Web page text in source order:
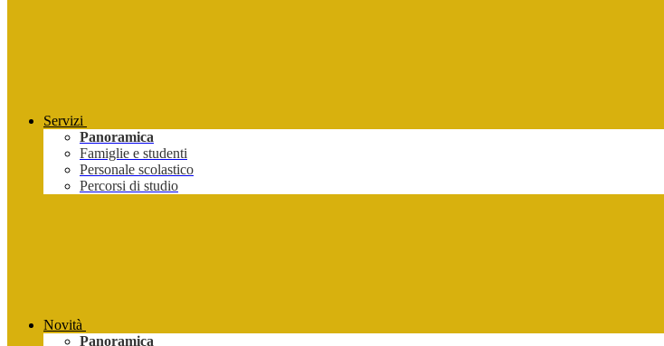
Servizi
Panoramica
Famiglie e studenti
Personale scolastico
Percorsi di studio
Novità
Panoramica